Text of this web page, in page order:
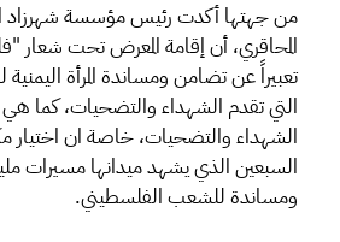
من جهتها أكدت رئيس مؤسسة شهرزاد
المحاقري، أن إقامة المعرض تحت شعار
تعبيراً عن تضامن ومساندة المرأة اليمنية
التي تقدم الشهداء والتضحيات، كما هي
الشهداء والتضحيات، خاصة ان اختيار
السبعين الذي يشهد ميدانها مسيرات
ومساندة للشعب الفلسطيني.